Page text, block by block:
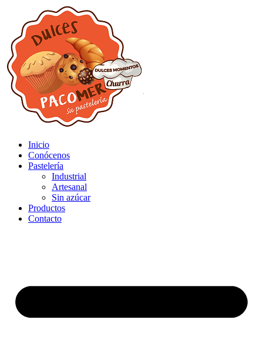
Inicio
Conócenos
Pastelería
Industrial
Artesanal
Sin azúcar
Productos
Contacto